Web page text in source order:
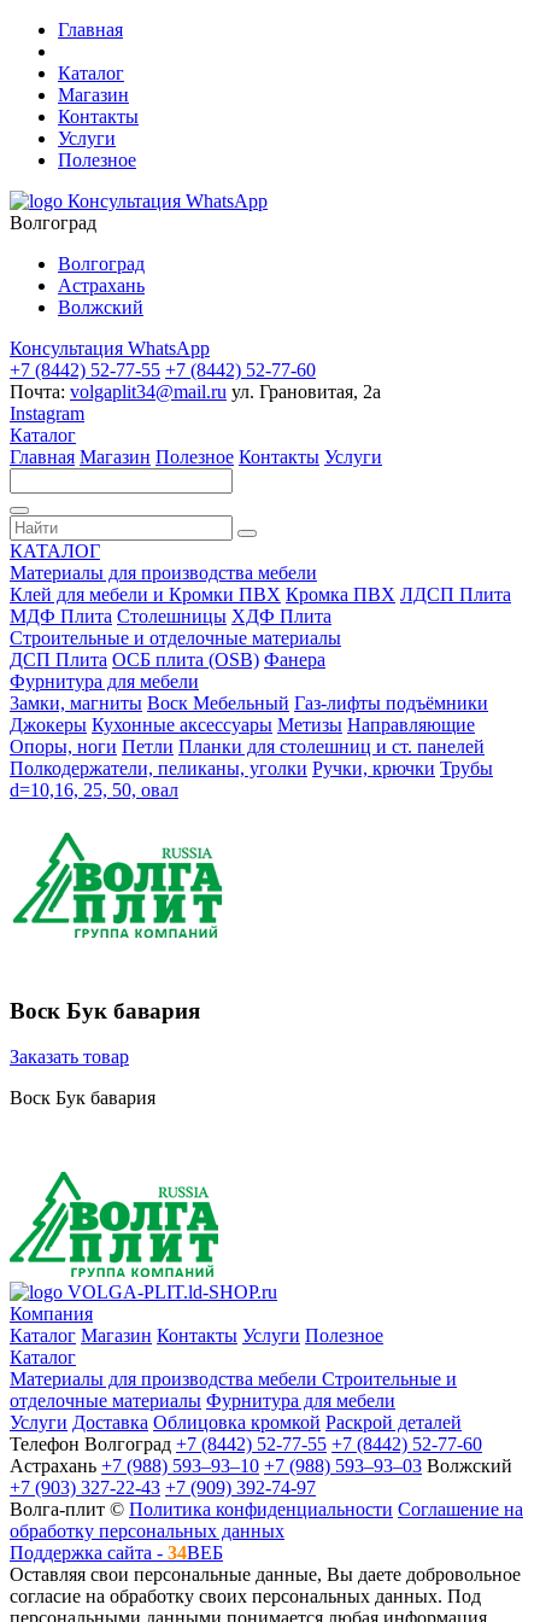
Главная
Каталог
Магазин
Контакты
Услуги
Полезное
Консультация WhatsApp
Волгоград
Волгоград
Астрахань
Волжский
Консультация WhatsApp
+7 (8442) 52-77-55 +7 (8442) 52-77-60
Почта: volgaplit34@mail.ru ул. Грановитая, 2а
Instagram
Каталог
Главная Магазин Полезное Контакты Услуги
КАТАЛОГ
Материалы для производства мебели
Клей для мебели и Кромки ПВХ Кромка ПВХ ЛДСП Плита
МДФ Плита Столешницы ХДФ Плита
Строительные и отделочные материалы
ДСП Плита ОСБ плита (OSB) Фанера
Фурнитура для мебели
3амки, магниты Воск Мебельный Газ-лифты подъёмники
Джокеры Кухонные аксессуары Метизы Направляющие
Опоры, ноги Петли Планки для столешниц и ст. панелей
Полкодержатели, пеликаны, уголки Ручки, крючки Трубы
d=10,16, 25, 50, овал
Воск Бук бавария
Заказать товар
Воск Бук бавария
VOLGA-PLIT.ld-SHOP.ru
Компания
Каталог Магазин Контакты Услуги Полезное
Каталог
Материалы для производства мебели Строительные и
отделочные материалы Фурнитура для мебели
Услуги Доставка Облицовка кромкой Раскрой деталей
Телефон Волгоград +7 (8442) 52-77-55 +7 (8442) 52-77-60
Астрахань +7 (988) 593‒93‒10 +7 (988) 593‒93‒03 Волжский
+7 (903) 327-22-43 +7 (909) 392-74-97
Волга-плит © Политика конфиденциальности Соглашение на
обработку персональных данных
Поддержка сайта - 34ВЕБ
Оставляя свои персональные данные, Вы даете добровольное
согласие на обработку своих персональных данных. Под